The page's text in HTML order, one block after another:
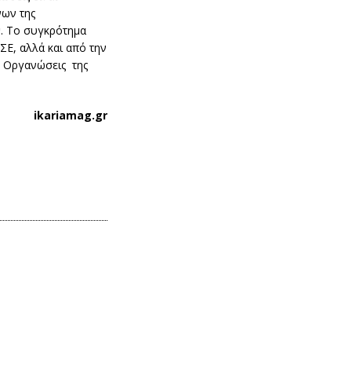
της
Το συγκρότημα
αλλά και από την
Οργανώσεις της
ikariamag.gr